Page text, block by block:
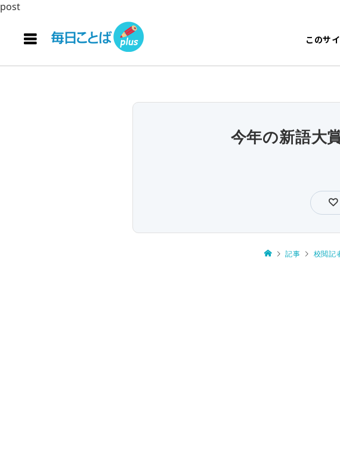
post
このサ
今年の新語大
記事 校閲記